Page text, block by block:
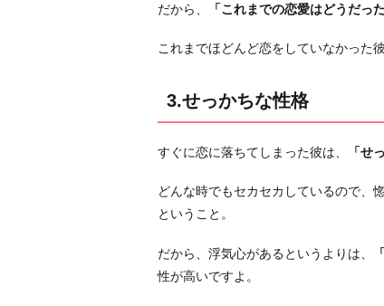
好
り
だから、 「これまでの恋愛はどうだっ
これまでほどんど恋をしていなかった
3.せっかちな性格
すぐに恋に落ちてしまった彼は、 「せ
どんな時でもセカセカしているので、
ということ。
だから、浮気心があるというよりは、
性が高いですよ。